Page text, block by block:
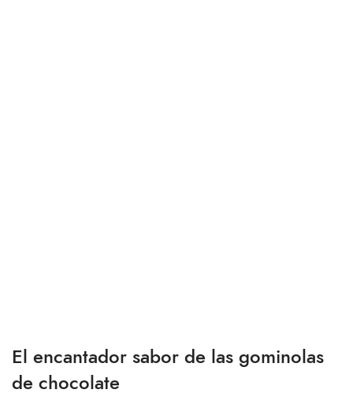
El encantador sabor de las gominolas
de chocolate